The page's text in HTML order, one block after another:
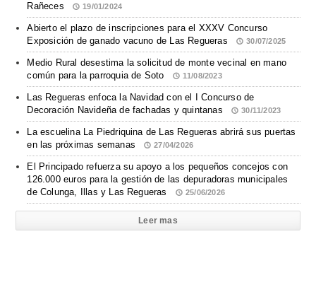
Rañeces
19/01/2024
Abierto el plazo de inscripciones para el XXXV Concurso
Exposición de ganado vacuno de Las Regueras
30/07/2025
Medio Rural desestima la solicitud de monte vecinal en mano
común para la parroquia de Soto
11/08/2023
Las Regueras enfoca la Navidad con el I Concurso de
Decoración Navideña de fachadas y quintanas
30/11/2023
La escuelina La Piedriquina de Las Regueras abrirá sus puertas
en las próximas semanas
27/04/2026
El Principado refuerza su apoyo a los pequeños concejos con
126.000 euros para la gestión de las depuradoras municipales
de Colunga, Illas y Las Regueras
25/06/2026
Leer mas